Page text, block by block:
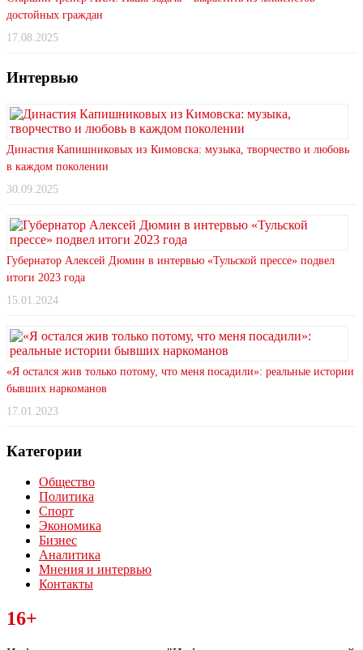
достойных граждан
17.08.2025
Интервью
Династия Капишниковых из Кимовска: музыка, творчество и любовь
в каждом поколении
30.09.2025
Губернатор Алексей Дюмин в интервью «Тульской прессе» подвел
итоги 2023 года
15.01.2024
«Я остался жив только потому, что меня посадили»: реальные истории
бывших наркоманов
17.01.2023
Категории
Общество
Политика
Спорт
Экономика
Бизнес
Аналитика
Мнения и интервью
Контакты
Читайте последние новости дня в Тульской области на сайте
“ЗаНовомосковск”
16+